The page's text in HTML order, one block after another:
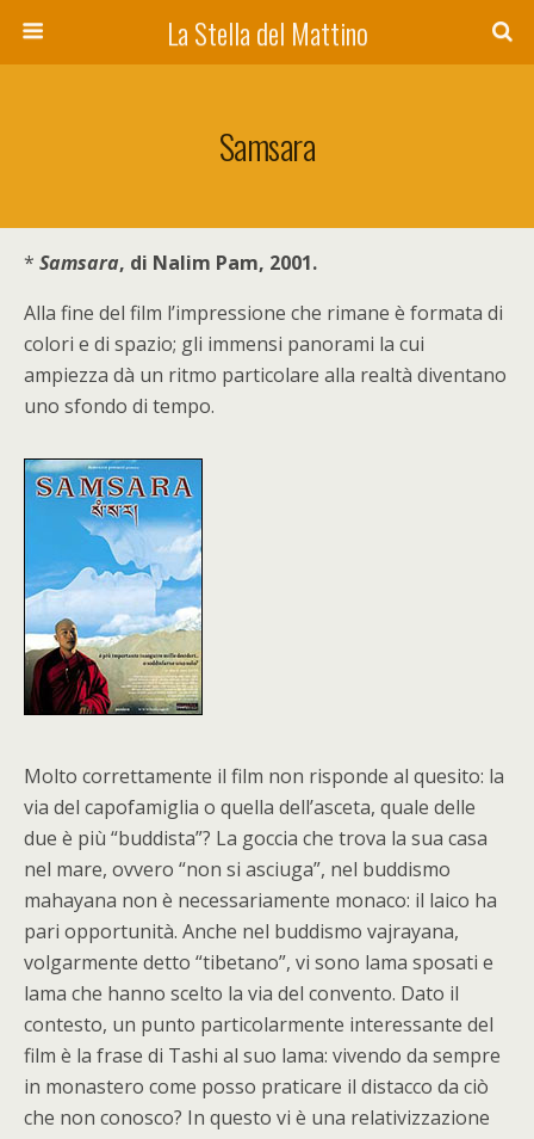
La Stella del Mattino
Samsara
* Samsara, di Nalim Pam, 2001.
Alla fine del film l’impressione che rimane è formata di
colori e di spazio; gli immensi panorami la cui
ampiezza dà un ritmo particolare alla realtà diventano
uno sfondo di tempo.
Molto correttamente il film non risponde al quesito: la
via del capofamiglia o quella dell’asceta, quale delle
due è più “buddista”? La goccia che trova la sua casa
nel mare, ovvero “non si asciuga”, nel buddismo
mahayana non è necessariamente monaco: il laico ha
pari opportunità. Anche nel buddismo vajrayana,
volgarmente detto “tibetano”, vi sono lama sposati e
lama che hanno scelto la via del convento. Dato il
contesto, un punto particolarmente interessante del
film è la frase di Tashi al suo lama: vivendo da sempre
in monastero come posso praticare il distacco da ciò
che non conosco? In questo vi è una relativizzazione